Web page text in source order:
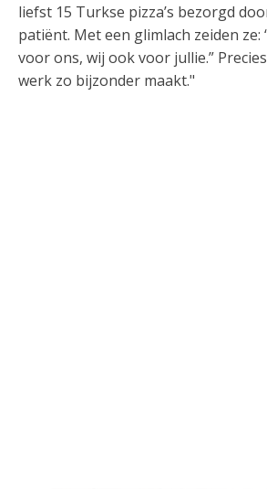
liefst 15 Turkse pizza’s bezorgd
patiënt. Met een glimlach zeiden ze:
voor ons, wij ook voor jullie.”
werk zo bijzonder maakt."